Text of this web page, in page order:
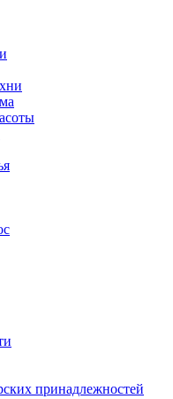
принадлежностей